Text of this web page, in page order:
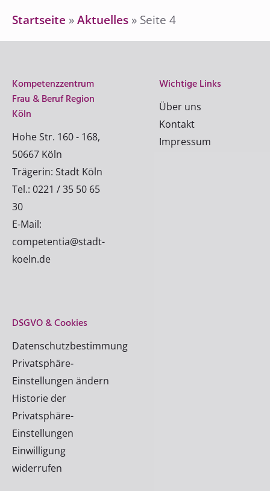
Startseite »Aktuelles » Seite 4
Kompetenzzentrum
Frau & Beruf Region
Köln
Hohe Str. 160 - 168,
50667 Köln
Trägerin: Stadt Köln
Tel.: 0221 / 35 50 65
30
E-Mail:
competentia@stadt-
koeln.de
Wichtige Links
Über uns
Kontakt
Impressum
DSGVO & Cookies
Datenschutzbestimmung
Privatsphäre-
Einstellungen ändern
Historie der
Privatsphäre-
Einstellungen
Einwilligung
widerrufen